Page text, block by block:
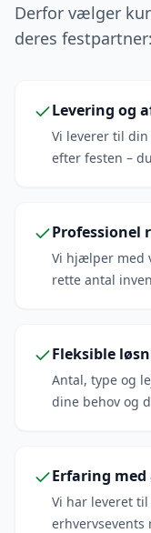
Derfor vælger
deres festpartner:
Levering og
Vi leverer til
efter festen –
Professionel
Vi hjælper med
rette antal
Fleksible
Antal, type og
dine behov og
Erfaring
Vi har leveret